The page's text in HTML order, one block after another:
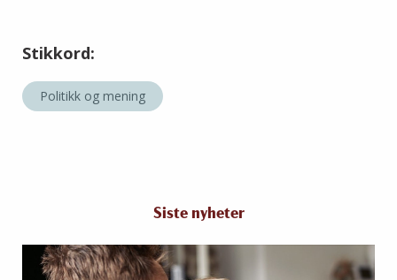
Stikkord:
Politikk og mening
Siste nyheter